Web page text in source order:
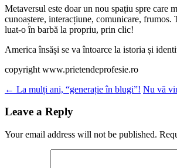
Metaversul este doar un nou spațiu spre care
cunoaștere, interacțiune, comunicare,
luat-o în barbă la propriu, prin clic!
America însăși se va întoarce la istoria și
copyright www.prietendeprofesie.ro
Post
navigation
← La mulți ani, “generație în blugi”! Nu vă
Leave a Reply
Your email address will not be published.